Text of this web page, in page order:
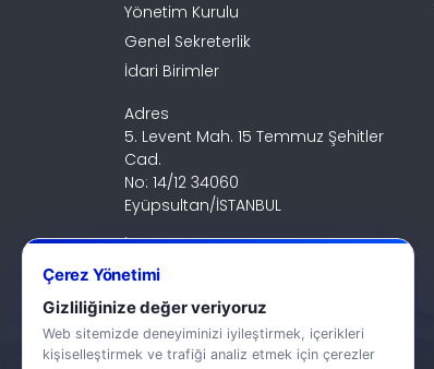
Yönetim Kurulu
Genel Sekreterlik
İdari Birimler
Adres
5. Levent Mah. 15 Temmuz Şehitler
Cad.
No: 14/12 34060
Eyüpsultan/İSTANBUL
İletişim
0 (212) 924 24 44
Çerez Yönetimi
Gizliliğinize değer veriyoruz
Web sitemizde deneyiminizi iyileştirmek, içerikleri
kişiselleştirmek ve trafiği analiz etmek için çerezler